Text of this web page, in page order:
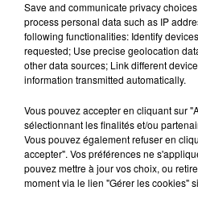
première vaccination à 6 millions
qui "fera 9 millions au total
(Avec AFP)
Musique
Save and communicate privacy
process personal data such as IP
following functionalities: Identify
requested; Use precise geolocation
other data sources; Link different
information transmitted automatically.
Vous pouvez accepter en cliquant sur
sélectionnant les finalités et/ou
Vous pouvez également refuser en
accepter". Vos préférences ne
pouvez mettre à jour vos choix, ou
moment via le lien "Gérer les cookies"